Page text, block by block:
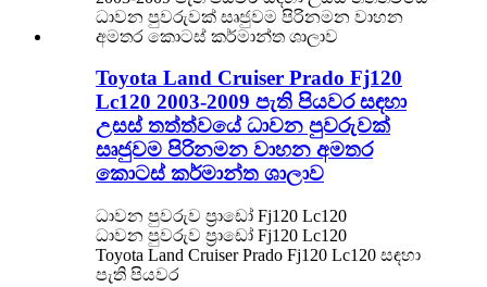
Toyota Land Cruiser Prado Fj120
Lc120 2003-2009 පැති පියවර සඳහා
උසස් තත්ත්වයේ ධාවන පුවරුවක්
සෘජුවම පිරිනමන වාහන අමතර
කොටස් කර්මාන්ත ශාලාව
ධාවන පුවරුව ප්‍රාඩෝ Fj120 Lc120
ධාවන පුවරුව ප්‍රාඩෝ Fj120 Lc120
Toyota Land Cruiser Prado Fj120 Lc120 සඳහා
පැති පියවර